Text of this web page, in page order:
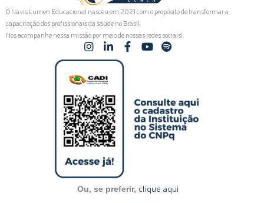
O Navis Lumen Educacional nasceu em 2021 com o propósito de transformar a
capacitação dos profissionais da saúde no Brasil.
Nos acompanhe nessa missão por meio de nossas redes sociais!
I
n
t
a
g
r
a
m
L
i
k
e
d
i
n
-
i
n
F
a
Y
b
e
S
p
f
y
Ou, se preferir, clique aqui